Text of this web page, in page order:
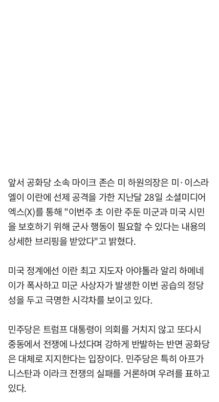
앞서 공화당 소속 마이크 존슨 미 하원의장은 미·이스라
엘이 이란에 선제 공격을 가한 지난달 28일 소셜미디어
엑스(X)를 통해 "이번주 초 이란 주둔 미군과 미국 시민
을 보호하기 위해 군사 행동이 필요할 수 있다는 내용의
상세한 브리핑을 받았다"고 밝혔다.
미국 정계에선 이란 최고 지도자 아야톨라 알리 하메네
이가 폭사하고 미군 사상자가 발생한 이번 공습의 정당
성을 두고 극명한 시각차를 보이고 있다.
민주당은 트럼프 대통령이 의회를 거치지 않고 또다시
중동에서 전쟁에 나섰다며 강하게 반발하는 반면 공화당
은 대체로 지지한다는 입장이다. 민주당은 특히 아프가
니스탄과 이라크 전쟁의 실패를 거론하며 우려를 표하고
있다.